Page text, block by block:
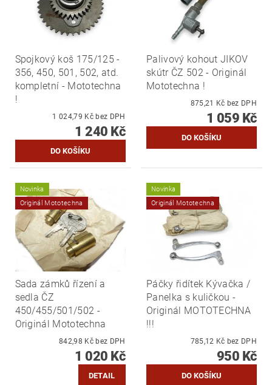
Spojkový koš 175/125 -
356, 450, 501, 502, atd.
kompletní - Mototechna
!
1 024,79 Kč bez DPH
1 240 Kč
Palivový kohout JIKOV
skútr ČZ 502 - Originál
Mototechna !
875,21 Kč bez DPH
1 059 Kč
Novinka
Originál Mototechna
Sada zámků řízení a
sedla ČZ
450/455/501/502 -
Originál Mototechna
842,98 Kč bez DPH
1 020 Kč
DETAIL
Novinka
Originál Mototechna
Páčky řidítek Kývačka /
Panelka s kuličkou -
Originál MOTOTECHNA
!!!
785,12 Kč bez DPH
950 Kč